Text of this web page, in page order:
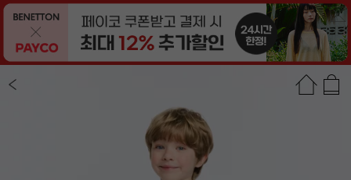
상품정보 상품평(81) 추천상품